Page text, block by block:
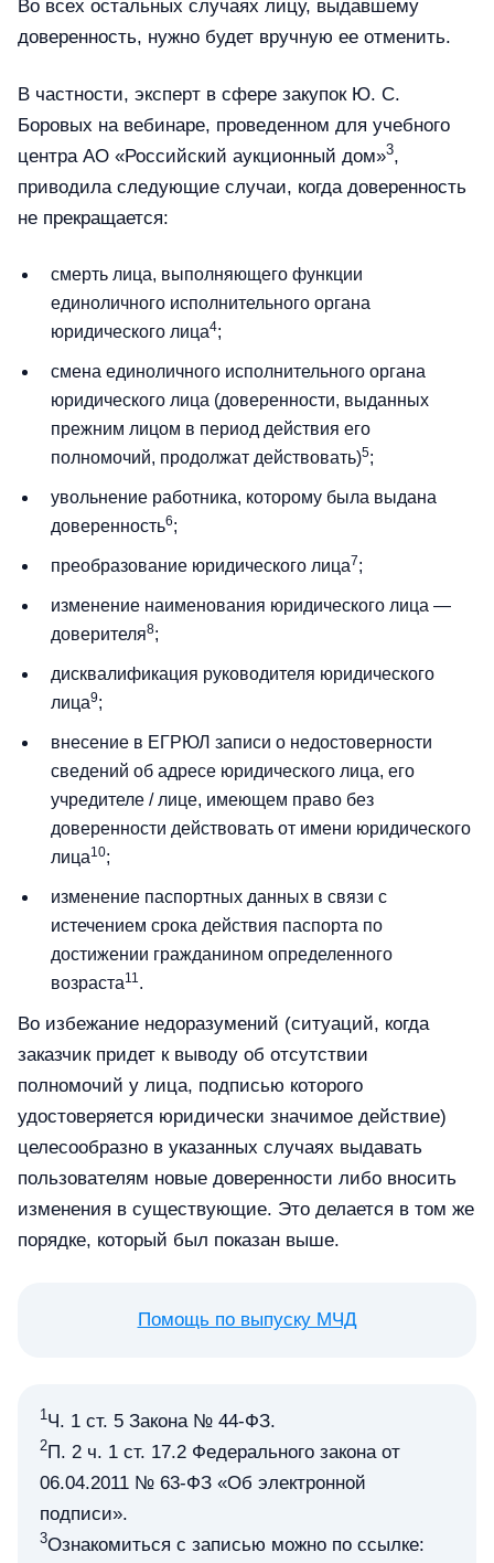
Во всех остальных случаях лицу, выдавшему
доверенность, нужно будет вручную ее отменить.
В частности, эксперт в сфере закупок Ю. С.
Боровых на вебинаре, проведенном для учебного
центра АО «Российский аукционный дом»3,
приводила следующие случаи, когда доверенность
не прекращается:
смерть лица, выполняющего функции
единоличного исполнительного органа
юридического лица4;
смена единоличного исполнительного органа
юридического лица (доверенности, выданных
прежним лицом в период действия его
полномочий, продолжат действовать)5;
увольнение работника, которому была выдана
доверенность6;
преобразование юридического лица7;
изменение наименования юридического лица —
доверителя8;
дисквалификация руководителя юридического
лица9;
внесение в ЕГРЮЛ записи о недостоверности
сведений об адресе юридического лица, его
учредителе / лице, имеющем право без
доверенности действовать от имени юридического
лица10;
изменение паспортных данных в связи с
истечением срока действия паспорта по
достижении гражданином определенного
возраста11 .
Во избежание недоразумений (ситуаций, когда
заказчик придет к выводу об отсутствии
полномочий у лица, подписью которого
удостоверяется юридически значимое действие)
целесообразно в указанных случаях выдавать
пользователям новые доверенности либо вносить
изменения в существующие. Это делается в том же
порядке, который был показан выше.
Помощь по выпуску МЧД
1Ч. 1 ст. 5 Закона № 44-ФЗ.
2П. 2 ч. 1 ст. 17.2 Федерального закона от
06.04.2011 № 63-ФЗ «Об электронной
подписи».
3Ознакомиться с записью можно по ссылке: